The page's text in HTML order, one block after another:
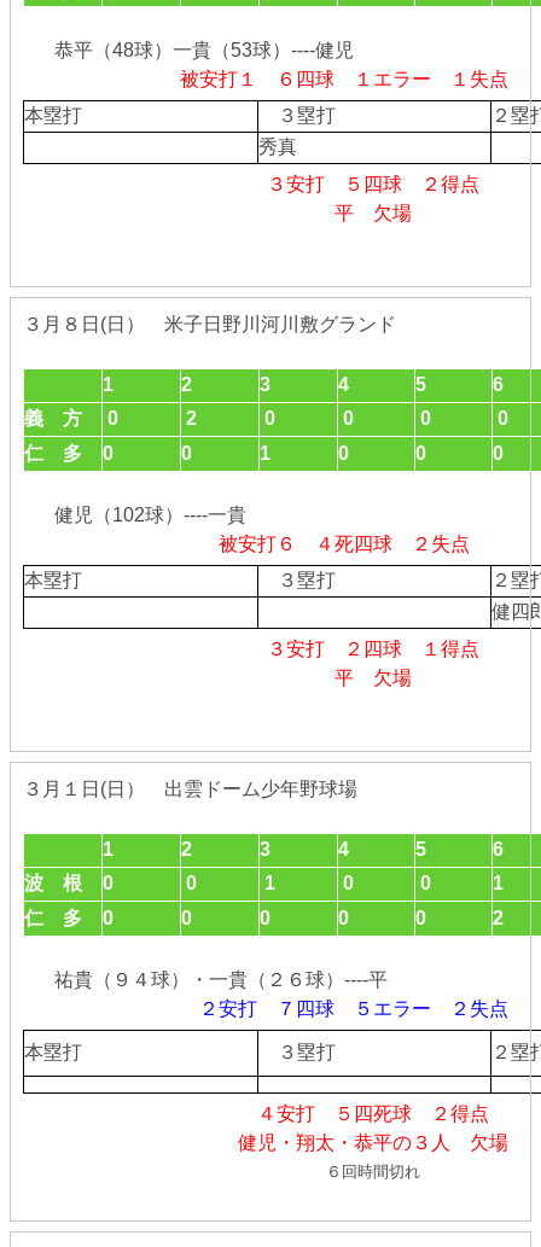
恭平（48球）一貴（53球）----健児
被安打１ ６四球 １エラー １失点
本塁打
３塁打
２
秀真
３安打 ５四球 ２得点
平 欠場
３月８日(日） 米子日野川河川敷グランド
1 2 3 4 5
6
義 方
0 2 0 0 0
0
仁 多
0 0 1 0 0 0
健児（102球）----一貴
被安打６ ４死四球 ２失点
本塁打
３塁打
２
健四
３安打 ２四球 １得点
平 欠場
３月１日(日） 出雲ドーム少年野球場
1 2 3 4 5
6
波 根
0 0 1 0 0
1
仁 多
0 0 0 0 0 2
祐貴（９４球）・一貴（２６球）----平
２安打 ７四球 ５エラー ２失点
本塁打 ３塁打 ２
４安打 ５四死球 ２得点
健児・翔太・恭平の３人 欠場
６回時間切れ